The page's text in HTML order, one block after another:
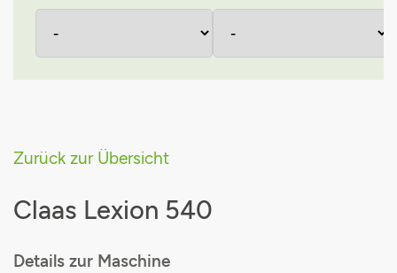
Zurück zur Übersicht
Claas Lexion 540
Details zur Maschine